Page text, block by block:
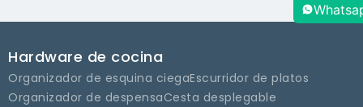
Hardware de cocina
Organizador de esquina ciegaEscurridor de platos
Organizador de despensaCesta desplegable